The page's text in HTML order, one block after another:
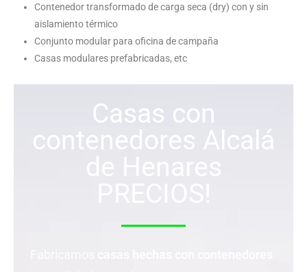
Contenedor transformado de carga seca (dry) con y sin
aislamiento térmico
Conjunto modular para oficina de campaña
Casas modulares prefabricadas, etc
Casas con
contenedores Alcalá
de Henares